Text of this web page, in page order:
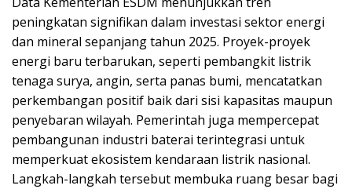
peningkatan signifikan dalam investasi sektor energi
dan mineral sepanjang tahun 2025. Proyek-proyek
energi baru terbarukan, seperti pembangkit listrik
tenaga surya, angin, serta panas bumi, mencatatkan
perkembangan positif baik dari sisi kapasitas maupun
penyebaran wilayah. Pemerintah juga mempercepat
pembangunan industri baterai terintegrasi untuk
memperkuat ekosistem kendaraan listrik nasional.
Langkah-langkah tersebut membuka ruang besar bagi